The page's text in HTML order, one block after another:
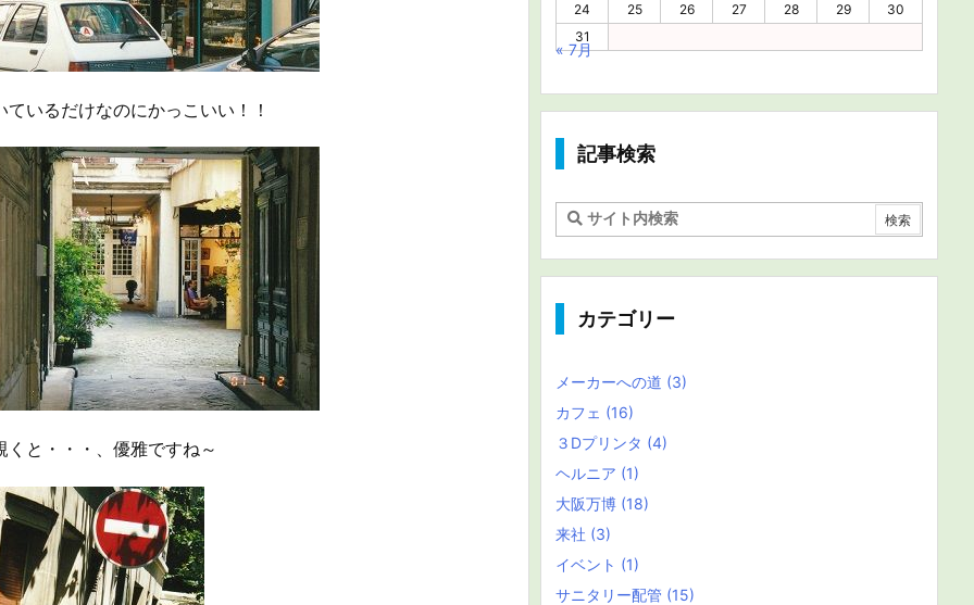
ているだけなのにかっこいい！！
くと・・・、優雅ですね～
24
25 26 27 28 29
30
31
« 7月
記事検索
カテゴリー
メーカーへの道 (3)
カフェ (16)
３Dプリンタ (4)
ヘルニア (1)
大阪万博 (18)
来社 (3)
イベント (1)
サニタリー配管 (15)